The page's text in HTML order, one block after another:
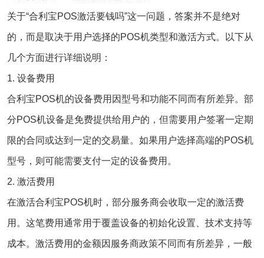
关于“合利宝POS激活要钱吗”这一问题，答案并不是绝对
的，而是取决于用户选择的POS机类型和激活方式。以下从
几个方面进行详细说明：
1. 设备费用
合利宝POS机的设备费用因型号和功能不同而有所差异。部
分POS机设备是免费提供给用户的，但需要用户签署一定期
限的合同或达到一定的交易量。如果用户选择高端的POS机
型号，则可能需要支付一定的设备费用。
2. 激活费用
在激活合利宝POS机时，部分服务商会收取一定的激活费
用。这笔费用通常用于覆盖设备的初始化设置、技术支持等
成本。激活费用的金额因服务商政策不同而有所差异，一般